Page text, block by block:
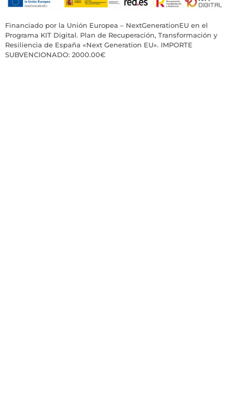
Financiado por la Unión Europea – NextGenerationEU en el
Programa KIT Digital. Plan de Recuperación, Transformación y
Resiliencia de España «Next Generation EU». IMPORTE
SUBVENCIONADO: 2000.00€